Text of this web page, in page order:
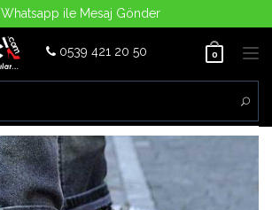
Whatsapp ile Mesaj Gönder
0539 421 20 50 0